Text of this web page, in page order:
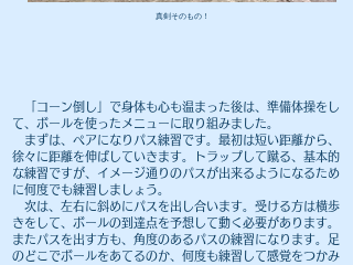
​真剣そのもの！
​ 「コーン倒し」で身体も心も温まった後は、準備体操をし
て、ボールを使ったメニューに取り組みました。
​ まずは、ペアになりパス練習です。最初は短い距離から、
徐々に距離を伸ばしていきます。トラップして蹴る、基本的
な練習ですが、イメージ通りのパスが出来るようになるため
に何度でも練習しましょう。
次は、左右に斜めにパスを出し合います。受ける方は横歩
きをして、ボールの到達点を予想して動く必要があります。
またパスを出す方も、角度のあるパスの練習になります。足
のどこでボールをあてるのか、何度も練習して感覚をつかみ